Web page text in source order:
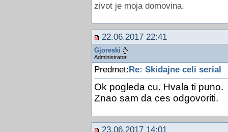
zivot je moja domovina.
22.06.2017 22:41
Gjoreski
Administrator
Predmet: Re: Skidajne celi serial
Ok pogleda cu. Hvala ti puno.
Znao sam da ces odgovoriti.
23.06.2017 14:01